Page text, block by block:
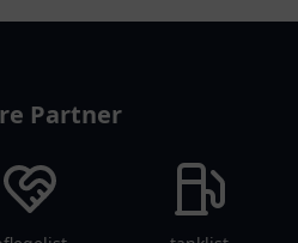
Partner